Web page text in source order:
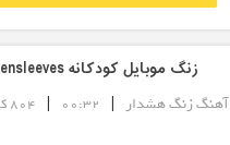
زنگ موبایل کودکانه Greensleeves
آهنگ زنگ هشدار |
00:32
| 804 کیلوبایت